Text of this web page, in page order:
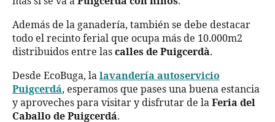
Además de la ganadería, también se debe destacar
todo el recinto ferial que ocupa más de 10.000m2
distribuidos entre las calles de Puigcerdà.
Desde EcoBuga, la lavandería autoservicio
Puigcerdá, esperamos que pases una buena estancia
y aproveches para visitar y disfrutar de la Feria del
Caballo de Puigcerdá.